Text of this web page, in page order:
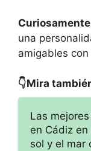
Curiosamente
una
amigables
👇Mira
Las
en Cádiz
sol y el mar